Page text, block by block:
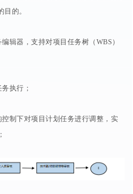
目的。
辑器，支持对项目任务树（WBS）
执行；
制下对项目计划任务进行调整，实